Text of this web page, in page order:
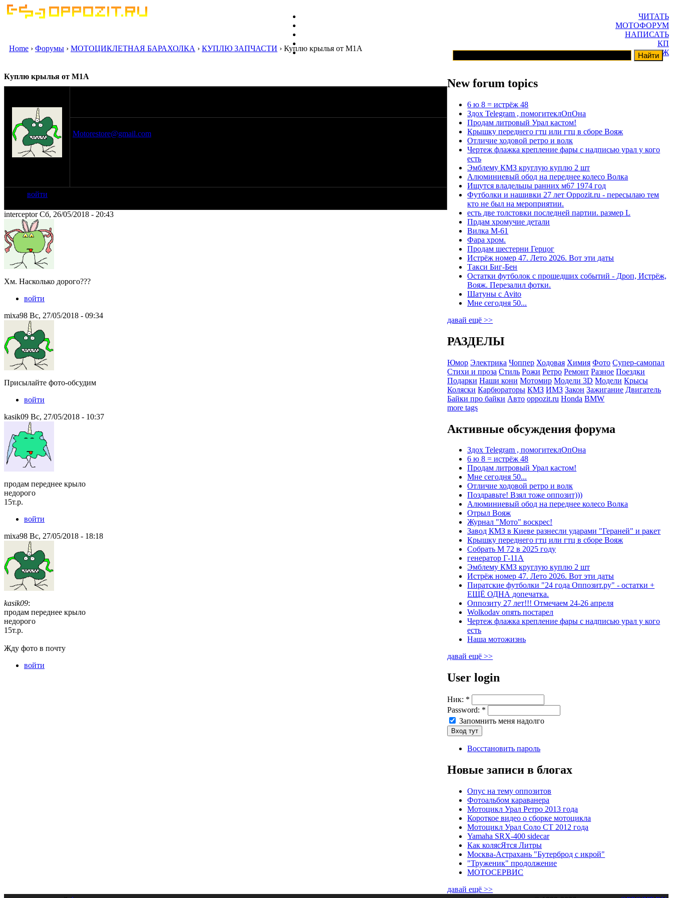
ЧИТАТЬ
МОТОФОРУМ
НАПИСАТЬ
КП
ГАРАЖ
Home › Форумы › МОТОЦИКЛЕТНАЯ БАРАХОЛКА › КУПЛЮ ЗАПЧАСТИ › Куплю крылья от М1А
Куплю крылья от М1А
Motorestore@gmail.com
войти
interceptor Сб, 26/05/2018 - 20:43
Хм. Насколько дорого???
войти
mixa98 Вс, 27/05/2018 - 09:34
Присылайте фото-обсудим
войти
kasik09 Вс, 27/05/2018 - 10:37
продам переднее крыло
недорого
15т.р.
войти
mixa98 Вс, 27/05/2018 - 18:18
kasik09:
продам переднее крыло
недорого
15т.р.
Жду фото в почту
войти
New forum topics
6 ю 8 = истрёж 48
Здох Telegram , помогитеклОпОна
Продам литровый Урал кастом!
Крышку переднего гтц или гтц в сборе Вояж
Отличие ходовой ретро и волк
Чертеж флажка крепление фары с надписью урал у кого
есть
Эмблему КМЗ круглую куплю 2 шт
Алюминиевый обод на переднее колесо Волка
Ищутся владельцы ранних м67 1974 год
Футболки и нашивки 27 лет Oppozit.ru - пересылаю тем
кто не был на мероприятии.
есть две толстовки последней партии. размер L
Прдам хромучие детали
Вилка М-61
Фара хром.
Продам шестерни Герцог
Истрёж номер 47. Лето 2026. Вот эти даты
Такси Биг-Бен
Остатки футболок с прошедших событий - Дроп, Истрёж,
Вояж. Перезалил фотки.
Шатуны с Avito
Мне сегодня 50...
давай ещё >>
РАЗДЕЛЫ
Юмор Электрика Чоппер Ходовая Химия Фото Супер-самопал
Стихи и проза Стиль Рожи Ретро Ремонт Разное Поездки
Подарки Наши кони Мотомир Модели 3D Модели Крысы
Коляски Карбюраторы КМЗ ИМЗ Закон Зажигание Двигатель
Байки про байки Авто oppozit.ru Honda BMW
more tags
Активные обсуждения форума
Здох Telegram , помогитеклОпОна
6 ю 8 = истрёж 48
Продам литровый Урал кастом!
Мне сегодня 50...
Отличие ходовой ретро и волк
Поздравьте! Взял тоже оппозит)))
Алюминиевый обод на переднее колесо Волка
Отрыл Вояж
Журнал "Мото" воскрес!
Завод КМЗ в Киеве разнесли ударами "Гераней" и ракет
Крышку переднего гтц или гтц в сборе Вояж
Собрать М 72 в 2025 году
генератор Г-11А
Эмблему КМЗ круглую куплю 2 шт
Истрёж номер 47. Лето 2026. Вот эти даты
Пиратские футболки "24 года Оппозит.ру" - остатки +
ЕЩЁ ОДНА допечатка.
Оппозиту 27 лет!!! Отмечаем 24-26 апреля
Wolkodav опять постарел
Чертеж флажка крепление фары с надписью урал у кого
есть
Наша мотожизнь
давай ещё >>
User login
Ник: *
Password: *
Запомнить меня надолго
Восстановить пароль
Новые записи в блогах
Опус на тему оппозитов
Фотоальбом караванера
Мотоцикл Урал Ретро 2013 года
Короткое видео о сборке мотоцикла
Мотоцикл Урал Соло СТ 2012 года
Yamaha SRX-400 sidecar
Как колясЯтся Литры
Москва-Астрахань "Бутерброд с икрой"
"Труженик" продолжение
МОТОСЕРВИС
давай ещё >>